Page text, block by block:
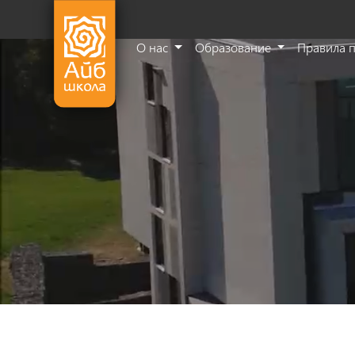
О нас Образование Правила